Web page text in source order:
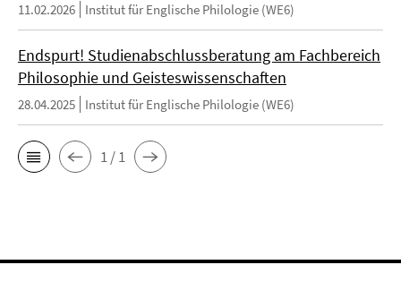
11.02.2026 Institut für Englische Philologie (WE6)
Endspurt! Studienabschlussberatung am Fachbereich
Philosophie und Geisteswissenschaften
28.04.2025 Institut für Englische Philologie (WE6)
1 / 1